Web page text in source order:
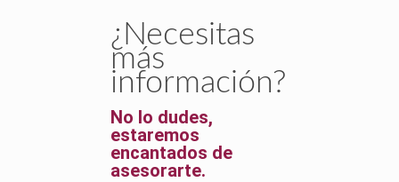
¿Necesitas
más
información?
No lo dudes,
estaremos
encantados de
asesorarte.